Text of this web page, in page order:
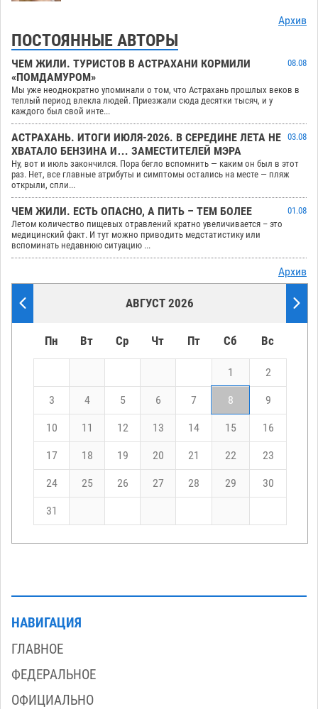
Архив
ПОСТОЯННЫЕ АВТОРЫ
ЧЕМ ЖИЛИ. ТУРИСТОВ В АСТРАХАНИ КОРМИЛИ
«ПОМДАМУРОМ»
08.08
Мы уже неоднократно упоминали о том, что Астрахань прошлых веков в
теплый период влекла людей. Приезжали сюда десятки тысяч, и у
каждого был свой инте...
АСТРАХАНЬ. ИТОГИ ИЮЛЯ-2026. В СЕРЕДИНЕ ЛЕТА НЕ
ХВАТАЛО БЕНЗИНА И… ЗАМЕСТИТЕЛЕЙ МЭРА
03.08
Ну, вот и июль закончился. Пора бегло вспомнить — каким он был в этот
раз. Нет, все главные атрибуты и симптомы остались на месте — пляж
открыли, спли...
ЧЕМ ЖИЛИ. ЕСТЬ ОПАСНО, А ПИТЬ – ТЕМ БОЛЕЕ
01.08
Летом количество пищевых отравлений кратно увеличивается – это
медицинский факт. И тут можно приводить медстатистику или
вспоминать недавнюю ситуацию ...
Архив
АВГУСТ 2026
Пн Вт Ср Чт Пт Сб Вс
1 2
3 4 5 6 7 8 9
10 11 12 13 14 15 16
17 18 19 20 21 22 23
24 25 26 27 28 29 30
31
НАВИГАЦИЯ
ГЛАВНОЕ
ФЕДЕРАЛЬНОЕ
ОФИЦИАЛЬНО